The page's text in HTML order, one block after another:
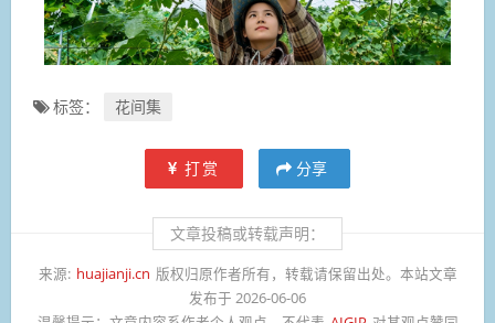
标签： 花间集
打赏 分享
文章投稿或转载声明：
来源: huajianji.cn 版权归原作者所有，转载请保留出处。本站文章
发布于 2026-06-06